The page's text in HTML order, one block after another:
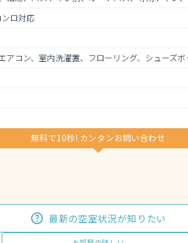
ロ対応
アコン、室内洗濯置、フローリング、シューズボ
無料で10秒! カンタンお問い合わせ
最新の空室状況が知りたい